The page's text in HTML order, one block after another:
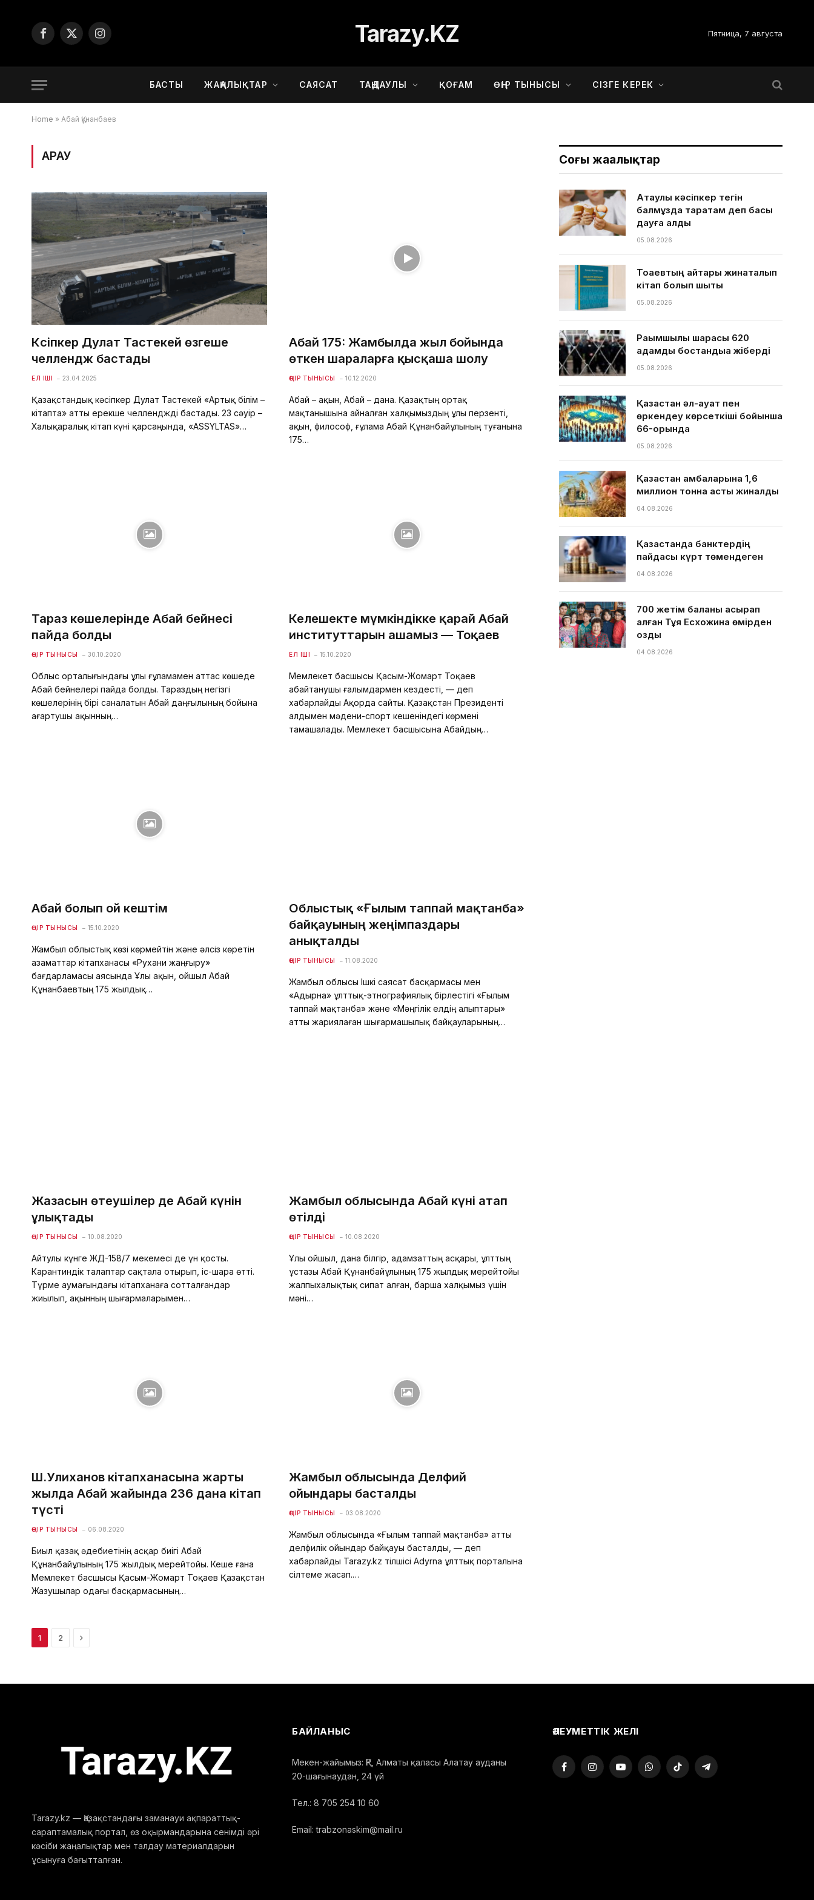
Facebook
X
Instagram Tarazy.KZ Пятница, 7 августа
БАСТЫ ЖАҢАЛЫҚТАР САЯСАТ ТАҢДАУЛЫ ҚОҒАМ ӨҢІР ТЫНЫСЫ СІЗГЕ КЕРЕК
Home » Абай Құнанбаев
ҚАРАУ
Кәсіпкер Дулат Тастекей өзгеше
челлендж бастады
ЕЛ ІШІ 23.04.2025
Қазақстандық кәсіпкер Дулат Тастекей «Артық білім –
кітапта» атты ерекше челленджді бастады. 23 сәуір –
Халықаралық кітап күні қарсаңында, «ASSYLTAS»…
Абай 175: Жамбылда жыл бойында
өткен шараларға қысқаша шолу
ӨҢІР ТЫНЫСЫ 10.12.2020
Абай – ақын, Абай – дана. Қазақтың ортақ
мақтанышына айналған халқымыздың ұлы перзенті,
ақын, философ, ғұлама Абай Құнанбайұлының туғанына
175…
Тараз көшелерінде Абай бейнесі
пайда болды
ӨҢІР ТЫНЫСЫ 30.10.2020
Облыс орталығындағы ұлы ғұламамен аттас көшеде
Абай бейнелері пайда болды. Тараздың негізгі
көшелерінің бірі саналатын Абай даңғылының бойына
ағартушы ақынның…
Келешекте мүмкіндікке қарай Абай
институттарын ашамыз — Тоқаев
ЕЛ ІШІ 15.10.2020
Мемлекет басшысы Қасым-Жомарт Тоқаев
абайтанушы ғалымдармен кездесті, — деп
хабарлайды Ақорда сайты. Қазақстан Президенті
алдымен мәдени-спорт кешеніндегі көрмені
тамашалады. Мемлекет басшысына Абайдың…
Абай болып ой кештім
ӨҢІР ТЫНЫСЫ 15.10.2020
Жамбыл облыстық көзі көрмейтін және әлсіз көретін
азаматтар кітапханасы «Рухани жаңғыру»
бағдарламасы аясында Ұлы ақын, ойшыл Абай
Құнанбаевтың 175 жылдық…
Облыстық «Ғылым таппай мақтанба»
байқауының жеңімпаздары
анықталды
ӨҢІР ТЫНЫСЫ 11.08.2020
Жамбыл облысы Ішкі саясат басқармасы мен
«Адырна» ұлттық-этнографиялық бірлестігі «Ғылым
таппай мақтанба» және «Мәңгілік елдің алыптары»
атты жариялаған шығармашылық байқауларының…
Жазасын өтеушілер де Абай күнін
ұлықтады
ӨҢІР ТЫНЫСЫ 10.08.2020
Айтулы күнге ЖД-158/7 мекемесі де үн қосты.
Карантиндік талаптар сақтала отырып, іс-шара өтті.
Түрме аумағындағы кітапханаға сотталғандар
жиылып, ақынның шығармаларымен…
Жамбыл облысында Абай күні атап
өтілді
ӨҢІР ТЫНЫСЫ 10.08.2020
Ұлы ойшыл, дана білгір, адамзаттың асқары, ұлттың
ұстазы Абай Құнанбайұлының 175 жылдық мерейтойы
жалпыхалықтық сипат алған, барша халқымыз үшін
мәні…
Ш.Уәлиханов кітапханасына жарты
жылда Абай жайында 236 дана кітап
түсті
ӨҢІР ТЫНЫСЫ 06.08.2020
Биыл қазақ әдебиетінің асқар биігі Абай
Құнанбайұлының 175 жылдық мерейтойы. Кеше ғана
Мемлекет басшысы Қасым-Жомарт Тоқаев Қазақстан
Жазушылар одағы басқармасының…
Жамбыл облысында Делфий
ойындары басталды
ӨҢІР ТЫНЫСЫ 03.08.2020
Жамбыл облысында «Ғылым таппай мақтанба» атты
делфилік ойындар байқауы басталды, — деп
хабарлайды Tarazy.kz тілшісі Adyrna ұлттық порталына
сілтеме жасап.…
1 2 Next
Соңғы жаңалықтар
Ақтаулық кәсіпкер тегін
балмұздақ таратам деп басы
дауға қалды
05.08.2026
Тоқаевтың айтқары жинақталып
кітап болып шықты
05.08.2026
Рақымшылық шарасы 620
адамды бостандыққа жіберді
05.08.2026
Қазақстан әл-ауқат пен
өркендеу көрсеткіші бойынша
66-орында
05.08.2026
Қазақстан қамбаларына 1,6
миллион тонна астық жиналды
04.08.2026
Қазақстанда банктердің
пайдасы күрт төмендеген
04.08.2026
700 жетім баланы асырап
алған Тұяқ Есхожина өмірден
озды
04.08.2026
Tarazy.kz — Қазақстандағы заманауи ақпараттық-
сараптамалық портал, өз оқырмандарына сенімді әрі
кәсіби жаңалықтар мен талдау материалдарын
ұсынуға бағытталған.
БАЙЛАНЫС
Мекен-жайымыз: ҚР, Алматы қаласы Алатау ауданы
20-шағынаудан, 24 үй
Тел.: 8 705 254 10 60
Email: trabzonaskim@mail.ru
ӘЛЕУМЕТТІК ЖЕЛІ
FacebookInstagramYouTubeWhatsAppTikTok Telegram